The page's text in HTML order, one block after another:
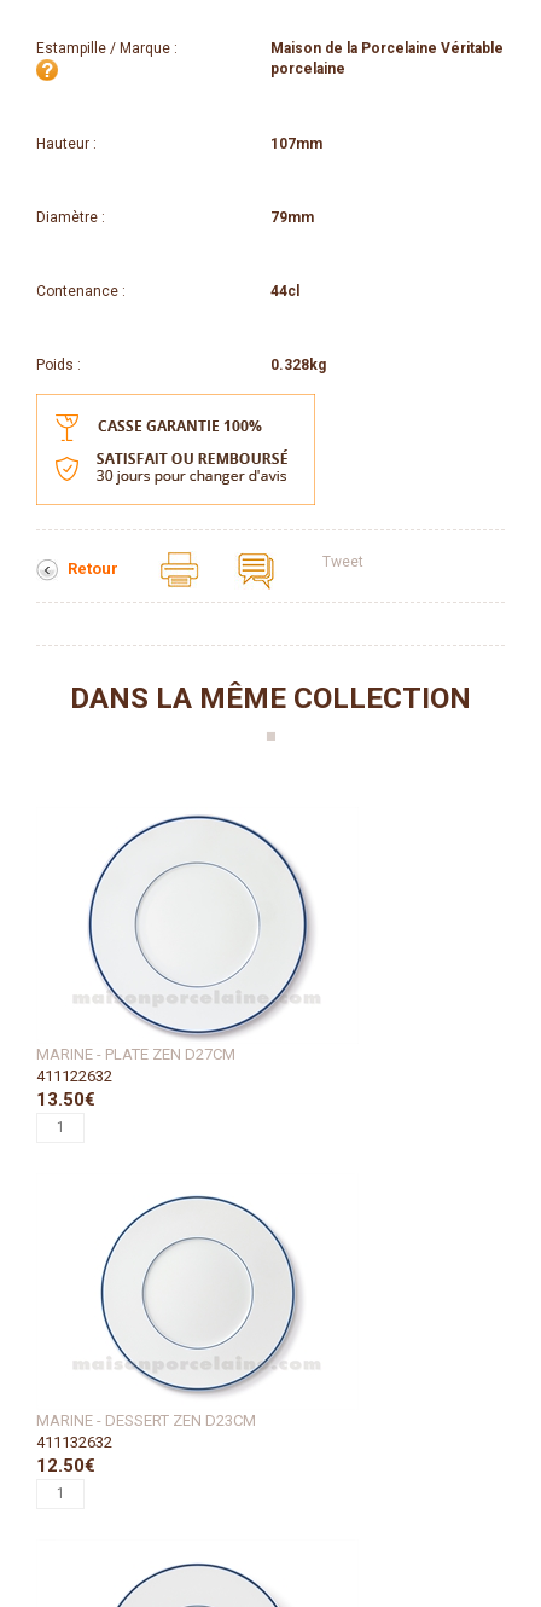
Estampille / Marque :
Maison de la Porcelaine Véritable
porcelaine
Hauteur : 107mm
Diamètre : 79mm
Contenance : 44cl
Poids : 0.328kg
Retour Tweet
DANS LA MÊME COLLECTION
MARINE - PLATE ZEN D27CM
411122632
13.50€
MARINE - DESSERT ZEN D23CM
411132632
12.50€